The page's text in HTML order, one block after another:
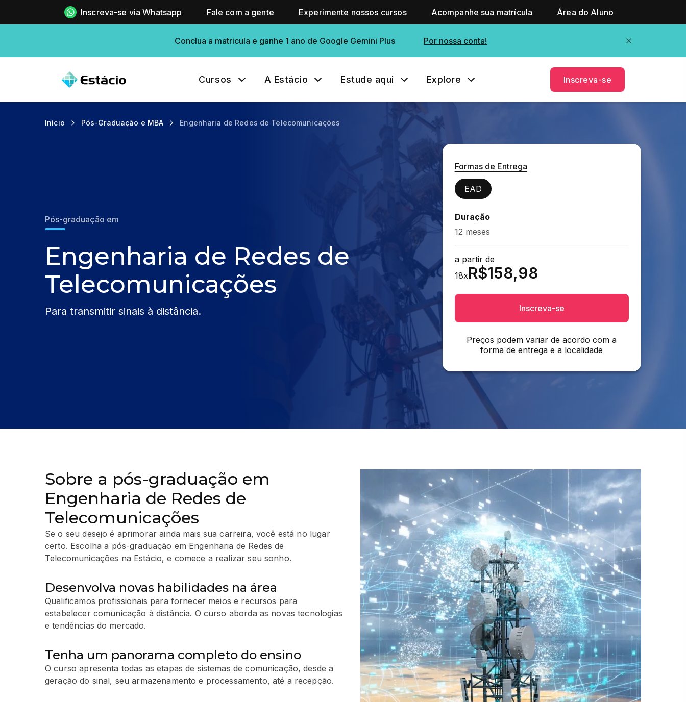
Inscreva-se via Whatsapp Fale com a gente Experimente nossos cursos Acompanhe sua matrícula Área do Aluno
Conclua a matricula e ganhe 1 ano de Google Gemini Plus Por nossa conta!
Cursos A Estácio Estude aqui Explore Inscreva-se
Início Pós-Graduação e MBA Engenharia de Redes de Telecomunicações
Pós-graduação em
Engenharia de Redes de
Telecomunicações
Para transmitir sinais à distância.
Formas de Entrega
EAD
Duração
12 meses
a partir de
18xR$158,98
Inscreva-se
Preços podem variar de acordo com a
forma de entrega e a localidade
Sobre a pós-graduação em
Engenharia de Redes de
Telecomunicações
Se o seu desejo é aprimorar ainda mais sua carreira, você está no lugar
certo. Escolha a pós-graduação em Engenharia de Redes de
Telecomunicações na Estácio, e comece a realizar seu sonho.
Desenvolva novas habilidades na área
Qualificamos profissionais para fornecer meios e recursos para
estabelecer comunicação à distância. O curso aborda as novas tecnologias
e tendências do mercado.
Tenha um panorama completo do ensino
O curso apresenta todas as etapas de sistemas de comunicação, desde a
geração do sinal, seu armazenamento e processamento, até a recepção.